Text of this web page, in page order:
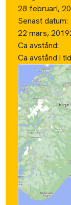
28 februari,
Senast datum:
22 mars, 2019
Ca avstånd:
Ca avstånd i